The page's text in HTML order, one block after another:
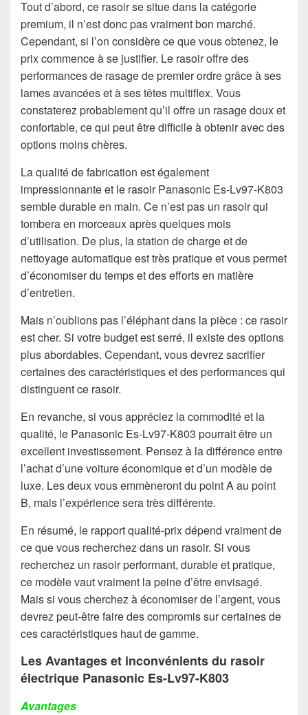
Tout d’abord, ce rasoir se situe dans la catégorie
premium, il n’est donc pas vraiment bon marché.
Cependant, si l’on considère ce que vous obtenez, le
prix commence à se justifier. Le rasoir offre des
performances de rasage de premier ordre grâce à ses
lames avancées et à ses têtes multiflex. Vous
constaterez probablement qu’il offre un rasage doux et
confortable, ce qui peut être difficile à obtenir avec des
options moins chères.
La qualité de fabrication est également
impressionnante et le rasoir Panasonic Es-Lv97-K803
semble durable en main. Ce n’est pas un rasoir qui
tombera en morceaux après quelques mois
d’utilisation. De plus, la station de charge et de
nettoyage automatique est très pratique et vous permet
d’économiser du temps et des efforts en matière
d’entretien.
Mais n’oublions pas l’éléphant dans la pièce : ce rasoir
est cher. Si votre budget est serré, il existe des options
plus abordables. Cependant, vous devrez sacrifier
certaines des caractéristiques et des performances qui
distinguent ce rasoir.
En revanche, si vous appréciez la commodité et la
qualité, le Panasonic Es-Lv97-K803 pourrait être un
excellent investissement. Pensez à la différence entre
l’achat d’une voiture économique et d’un modèle de
luxe. Les deux vous emmèneront du point A au point
B, mais l’expérience sera très différente.
En résumé, le rapport qualité-prix dépend vraiment de
ce que vous recherchez dans un rasoir. Si vous
recherchez un rasoir performant, durable et pratique,
ce modèle vaut vraiment la peine d’être envisagé.
Mais si vous cherchez à économiser de l’argent, vous
devrez peut-être faire des compromis sur certaines de
ces caractéristiques haut de gamme.
Les Avantages et inconvénients du rasoir
électrique Panasonic Es-Lv97-K803
Avantages